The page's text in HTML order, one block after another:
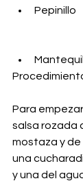
Pepinillo
Para
salsa rozada
mostaza y
una
y una del